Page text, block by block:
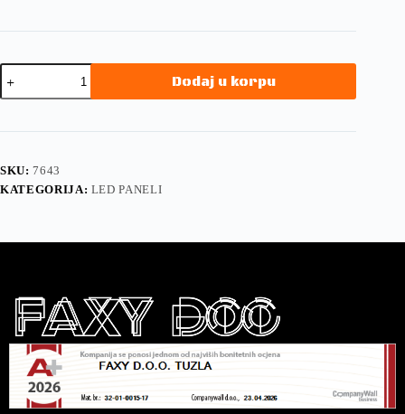
Dodaj u korpu
SKU:7643
KATEGORIJA: LED PANELI